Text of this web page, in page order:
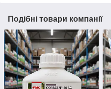
Подібні товари компанії